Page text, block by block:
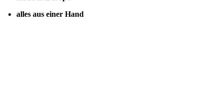
alles aus einer Hand